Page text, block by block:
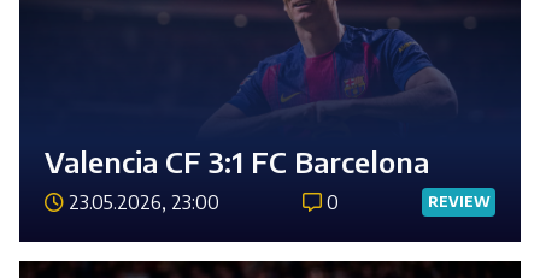
Valencia CF 3:1 FC Barcelona
23.05.2026, 23:00 0 REVIEW